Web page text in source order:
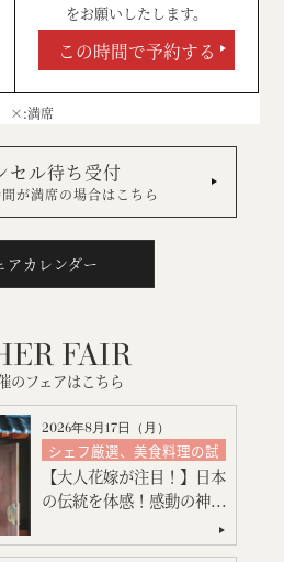
をお願いしたします。
この時間で予約する
× 満席
セル待ち受付
が満席の場合はこちら
アカレンダー
FAIR
のフェアはこちら
2026年8月17日（ 月 ）
シェフ厳選、美食料理の試
食
絶品スイーツ試食
特別限定プレゼント付
【大人花嫁が注目！】日本
の伝統を体感！感動の神...